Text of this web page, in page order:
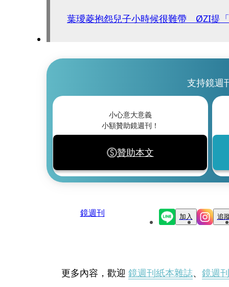
葉璦菱抱怨兒子小時候很難帶 ØZI提
支持鏡週
小心意大意義
小額贊助鏡週刊！
贊助本文
鏡週刊 加入 追
更多內容，歡迎 鏡週刊紙本雜誌、 鏡週